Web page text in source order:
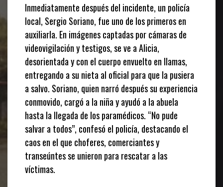
Inmediatamente después del incidente, un policía
local, Sergio Soriano, fue uno de los primeros en
auxiliarla. En imágenes captadas por cámaras de
videovigilación y testigos, se ve a Alicia,
desorientada y con el cuerpo envuelto en llamas,
entregando a su nieta al oficial para que la pusiera
a salvo. Soriano, quien narró después su experiencia
conmovido, cargó a la niña y ayudó a la abuela
hasta la llegada de los paramédicos. “No pude
salvar a todos”, confesó el policía, destacando el
caos en el que choferes, comerciantes y
transeúntes se unieron para rescatar a las
víctimas.